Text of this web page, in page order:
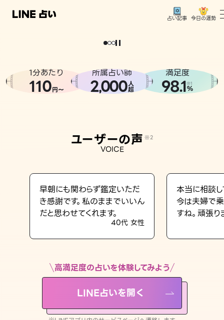
占い記事 今日の運勢
相談事例
LINE占いを開く
※LINEアプリ内のサービスページへ遷移します
どうせなら
。
1分あたり
110円〜
所属占い師
2,000人
超
満足度
98.1※1
%
ユーザーの声 ※2
VOICE
早朝にも関わらず鑑定いただ
き感謝です。私のままでいいん
だと思わせてくれます。
40代 女性
本当に相談し
今は夫婦で
すね。頑張り
高満足度の占いを体験してみよう
LINE占いを開く